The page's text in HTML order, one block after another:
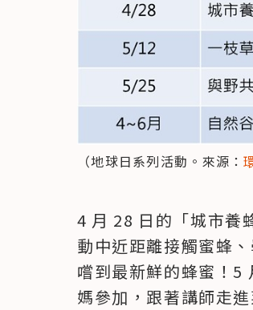
（地球日系列活動。來源：
4 月 28 日的「城市養
動中近距離接觸蜜蜂
嚐到最新鮮的蜂蜜！5
媽參加，跟著講師走